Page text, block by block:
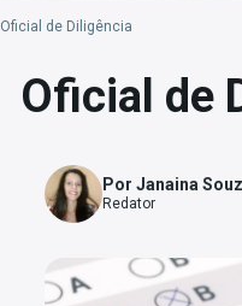
Oficial de Diligência
Oficial de
Por Janaina
Redator